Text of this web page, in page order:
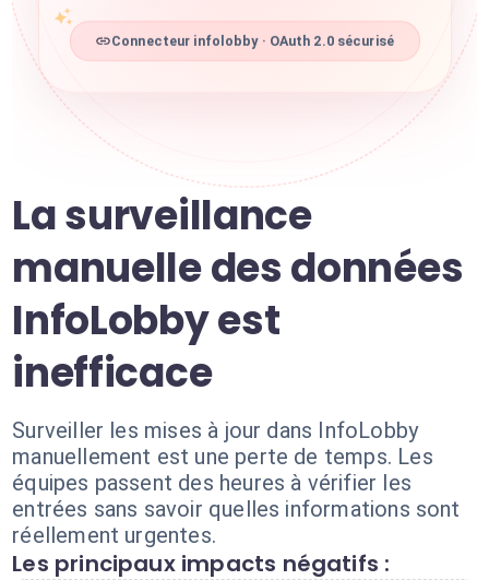
Connecteur infolobby · OAuth 2.0 sécurisé
La surveillance
manuelle des données
InfoLobby est
inefficace
Surveiller les mises à jour dans InfoLobby
manuellement est une perte de temps. Les
équipes passent des heures à vérifier les
entrées sans savoir quelles informations sont
réellement urgentes.
Les principaux impacts négatifs :